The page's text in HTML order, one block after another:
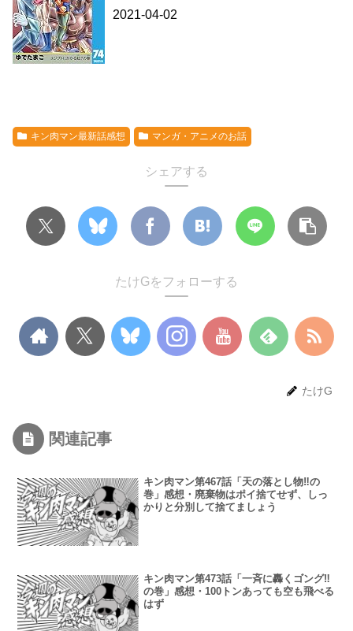
2021-04-02
キン肉マン最新話感想 マンガ・アニメのお話
シェアする
たけGをフォローする
たけG
関連記事
キン肉マン第467話「天の落とし物‼︎の
巻」感想・廃棄物はポイ捨てせず、しっ
かりと分別して捨てましょう
キン肉マン第473話「一斉に轟くゴング‼︎
の巻」感想・100トンあっても空も飛べる
はず